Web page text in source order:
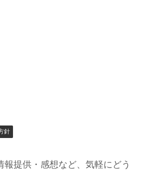
針
報提供・感想など、気軽にどう